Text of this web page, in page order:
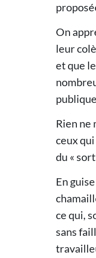
On
leur
et que
Rien ne
ceux
du «
En
ce qui,
sans